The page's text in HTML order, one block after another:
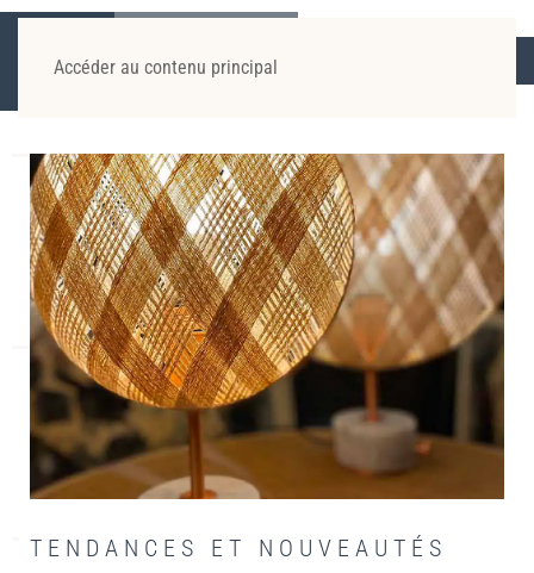
Accéder au contenu principal
NOUVEAUTÉS
COMMENT CHOISIR SES LUMINAIRES
TENDANCES ET NOUVEAUTÉS